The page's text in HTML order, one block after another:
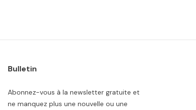
Bulletin
Abonnez-vous à la newsletter gratuite et
ne manquez plus une nouvelle ou une